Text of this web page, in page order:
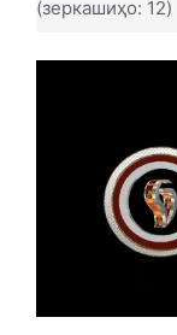
(зеркашиҳо: 12)